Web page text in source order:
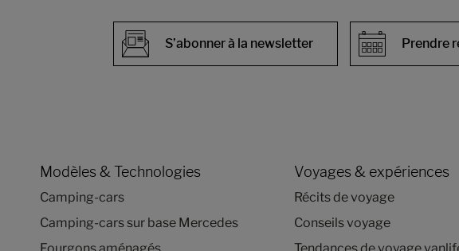
Prendre
S’abonner à la newsletter
Modèles & Technologies
Camping-cars
Camping-cars sur base Mercedes
Voyages & expériences
Récits de voyage
Conseils voyage